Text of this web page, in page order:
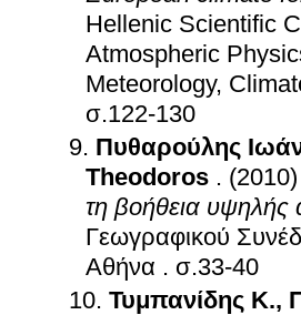
Hellenic Scientific
Atmospheric
Meteorology,
σ.122-130
Πυθαρούλης
Theodoros . (2010)
τη βοήθεια υψηλής
Γεωγραφικού
Αθήνα . σ.33-40
Τυμπανίδης Κ.,